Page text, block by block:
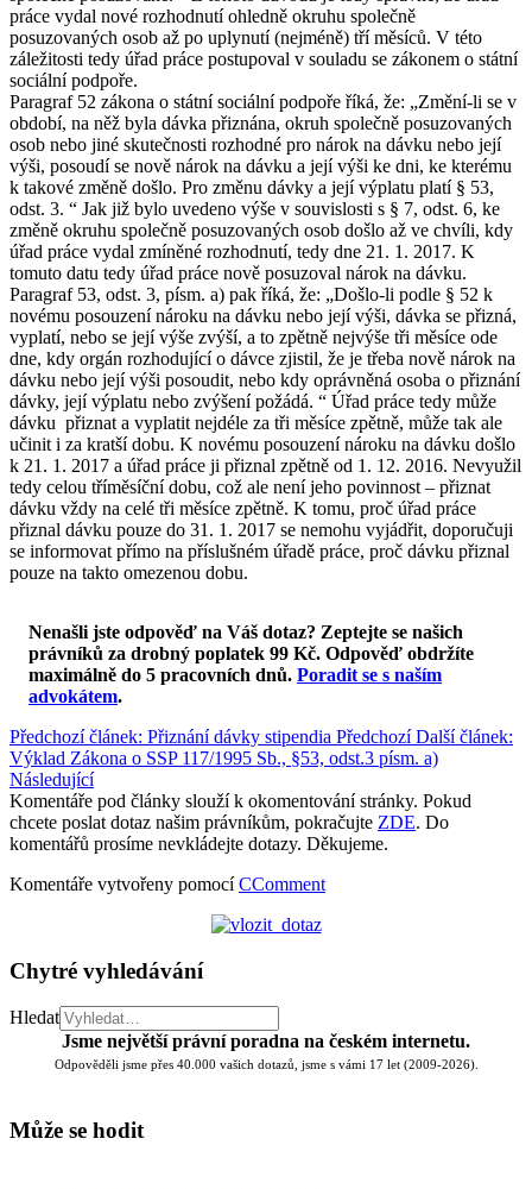
práce vydal nové rozhodnutí ohledně okruhu společně
posuzovaných osob až po uplynutí (nejméně) tří měsíců. V této
záležitosti tedy úřad práce postupoval v souladu se zákonem o státní
sociální podpoře.
Paragraf 52 zákona o státní sociální podpoře říká, že: „Změní-li se v
období, na něž byla dávka přiznána, okruh společně posuzovaných
osob nebo jiné skutečnosti rozhodné pro nárok na dávku nebo její
výši, posoudí se nově nárok na dávku a její výši ke dni, ke kterému
k takové změně došlo. Pro změnu dávky a její výplatu platí § 53,
odst. 3. “ Jak již bylo uvedeno výše v souvislosti s § 7, odst. 6, ke
změně okruhu společně posuzovaných osob došlo až ve chvíli, kdy
úřad práce vydal zmíněné rozhodnutí, tedy dne 21. 1. 2017. K
tomuto datu tedy úřad práce nově posuzoval nárok na dávku.
Paragraf 53, odst. 3, písm. a) pak říká, že: „Došlo-li podle § 52 k
novému posouzení nároku na dávku nebo její výši, dávka se přizná,
vyplatí, nebo se její výše zvýší, a to zpětně nejvýše tři měsíce ode
dne, kdy orgán rozhodující o dávce zjistil, že je třeba nově nárok na
dávku nebo její výši posoudit, nebo kdy oprávněná osoba o přiznání
dávky, její výplatu nebo zvýšení požádá. “ Úřad práce tedy může
dávku přiznat a vyplatit nejdéle za tři měsíce zpětně, může tak ale
učinit i za kratší dobu. K novému posouzení nároku na dávku došlo
k 21. 1. 2017 a úřad práce ji přiznal zpětně od 1. 12. 2016. Nevyužil
tedy celou tříměsíční dobu, což ale není jeho povinnost – přiznat
dávku vždy na celé tři měsíce zpětně. K tomu, proč úřad práce
přiznal dávku pouze do 31. 1. 2017 se nemohu vyjádřit, doporučuji
se informovat přímo na příslušném úřadě práce, proč dávku přiznal
pouze na takto omezenou dobu.
Nenašli jste odpověď na Váš dotaz? Zeptejte se našich
právníků za drobný poplatek 99 Kč. Odpověď obdržíte
maximálně do 5 pracovních dnů. Poradit se s naším
advokátem.
Předchozí článek: Přiznání dávky stipendia Předchozí Další článek:
Výklad Zákona o SSP 117/1995 Sb., §53, odst.3 písm. a)
Následující
Komentáře pod články slouží k okomentování stránky. Pokud
chcete poslat dotaz našim právníkům, pokračujte ZDE. Do
komentářů prosíme nevkládejte dotazy. Děkujeme.
Komentáře vytvořeny pomocíCComment
Chytré vyhledávání
Hledat
Jsme největší právní poradna na českém internetu.
Odpověděli jsme přes 40.000 vašich dotazů, jsme s vámi 17 let (2009-2026).
Může se hodit